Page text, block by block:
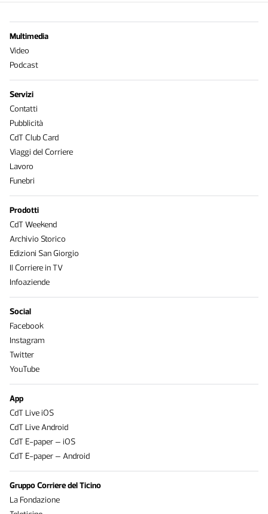
Multimedia
Video
Podcast
Servizi
Contatti
Pubblicità
CdT Club Card
Viaggi del Corriere
Lavoro
Funebri
Prodotti
CdT Weekend
Archivio Storico
Edizioni San Giorgio
Il Corriere in TV
Infoaziende
Social
Facebook
Instagram
Twitter
YouTube
App
CdT Live iOS
CdT Live Android
CdT E-paper – iOS
CdT E-paper – Android
Gruppo Corriere del Ticino
La Fondazione